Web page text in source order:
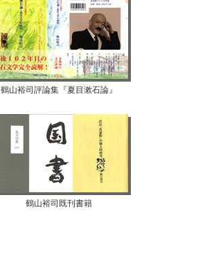
鶴山裕司評論集『夏目漱石論』
鶴山裕司既刊書籍